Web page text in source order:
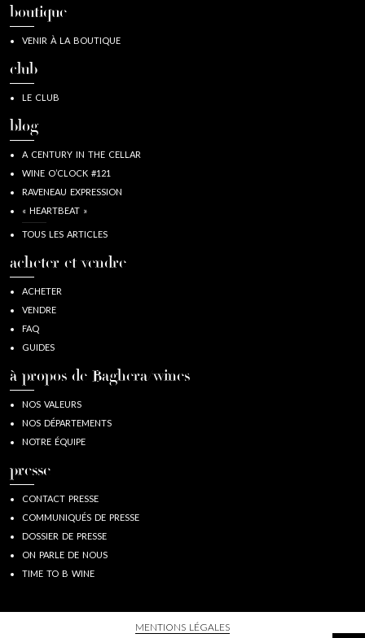
boutique
VENIR À LA BOUTIQUE
club
LE CLUB
blog
A CENTURY IN THE CELLAR
WINE O’CLOCK #121
RAVENEAU EXPRESSION
« HEARTBEAT »
TOUS LES ARTICLES
acheter et vendre
ACHETER
VENDRE
FAQ
GUIDES
à propos de Baghera/wines
NOS VALEURS
NOS DÉPARTEMENTS
NOTRE ÉQUIPE
presse
CONTACT PRESSE
COMMUNIQUÉS DE PRESSE
DOSSIER DE PRESSE
ON PARLE DE NOUS
TIME TO B WINE
MENTIONS LÉGALES